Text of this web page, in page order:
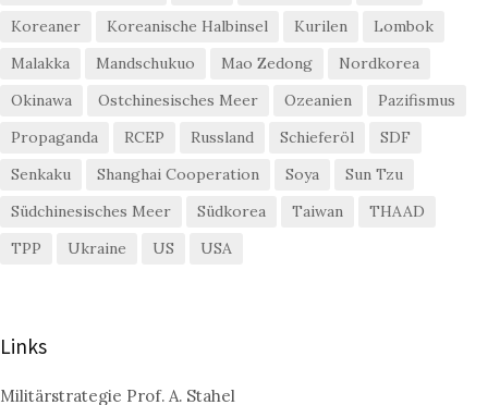
Koreaner
Koreanische Halbinsel Kurilen
Lombok
Malakka
Mandschukuo Mao Zedong
Nordkorea
Okinawa
Ostchinesisches Meer Ozeanien
Pazifismus
Propaganda
RCEP Russland Schieferöl
SDF
Senkaku
Shanghai Cooperation Soya
Sun Tzu
Südchinesisches Meer
Südkorea Taiwan
THAAD
TPP
Ukraine US USA
Links
Militärstrategie Prof. A. Stahel